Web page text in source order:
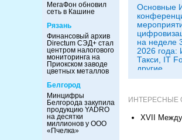
МегаФон обновил
сеть в Кашине
Рязань
Финансовый архив
Directum СЭД+ стал
центром налогового
мониторинга на
Приокском заводе
цветных металлов
Белгород
Минцифры
Белгорода закупила
продукцию YADRO
на десятки
миллионов у ООО
«Пчелка»
Основные
на неделе
2026 года:
Такси, IT
другие
ИНТЕРЕСНЫЕ
XVII